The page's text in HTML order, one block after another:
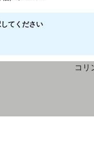
てください
表示